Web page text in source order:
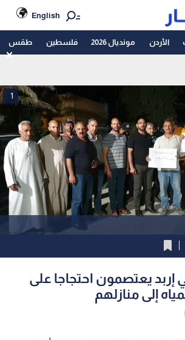
English
الأردن مونديال 2026 فلسطين طقس
1
يعتصمون احتجاجا على
إلى منازلهم
|